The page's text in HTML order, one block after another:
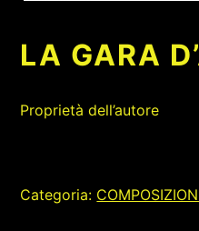
LA GARA
Proprietà dell’autore
Categoria: